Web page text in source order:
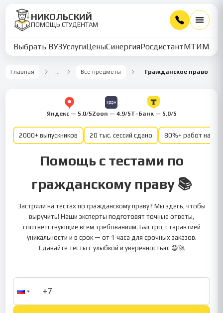
НИКОЛЬСКИЙ
ПОМОЩЬ СТУДЕНТАМ
Выбрать ВУЗУслугиЦеныСинергияРосдистантМТИММУ
Главная … Все предметы Гражданское право
Яндекс — 5.0/5Zoon — 4.9/5Т-Банк — 5.0/5
2000+ выпускников 20 тыс. сессий сдано 80%+ работ на
Помощь с тестами по
гражданскому праву 📚
Застряли на тестах по гражданскому праву? Мы здесь, чтобы
выручить! Наши эксперты подготовят точные ответы,
соответствующие всем требованиям. Быстро, с гарантией
уникальности и в срок — от 1 часа для срочных заказов.
Сдавайте тесты с улыбкой и уверенностью! 😄🚀